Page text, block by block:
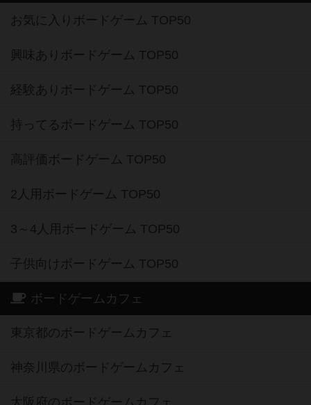
お気に入りボードゲーム TOP50
興味ありボードゲーム TOP50
経験ありボードゲーム TOP50
持ってるボードゲーム TOP50
高評価ボードゲーム TOP50
2人用ボードゲーム TOP50
3～4人用ボードゲーム TOP50
子供向けボードゲーム TOP50
ボードゲームカフェ
東京都のボードゲームカフェ
神奈川県のボードゲームカフェ
大阪府のボードゲームカフェ